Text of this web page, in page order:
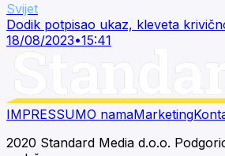
Svijet
Dodik potpisao ukaz, kleveta
18/08/2023•15:41
IMPRESSUMO namaMarketing
2020 Standard Media d.o.o.